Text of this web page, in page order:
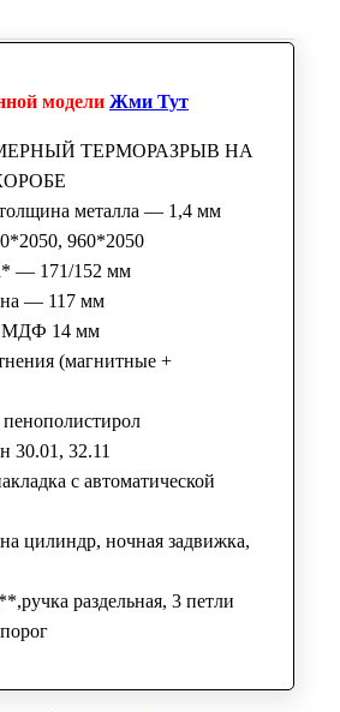
модели Жми Тут
ТЕРМОРАЗРЫВ НА
металла — 1,4 мм
960*2050
— 171/152 мм
— 117 мм
МДФ 14 мм
(магнитные +
30.01, 32.11
с автоматической
цилиндр, ночная задвижка,
раздельная, 3 петли